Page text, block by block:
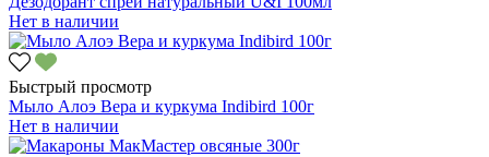
Нет в наличии
Быстрый просмотр
Мыло Алоэ Вера и куркума Indibird 100г
Нет в наличии